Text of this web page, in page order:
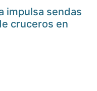
impulsa sendas
cruceros en